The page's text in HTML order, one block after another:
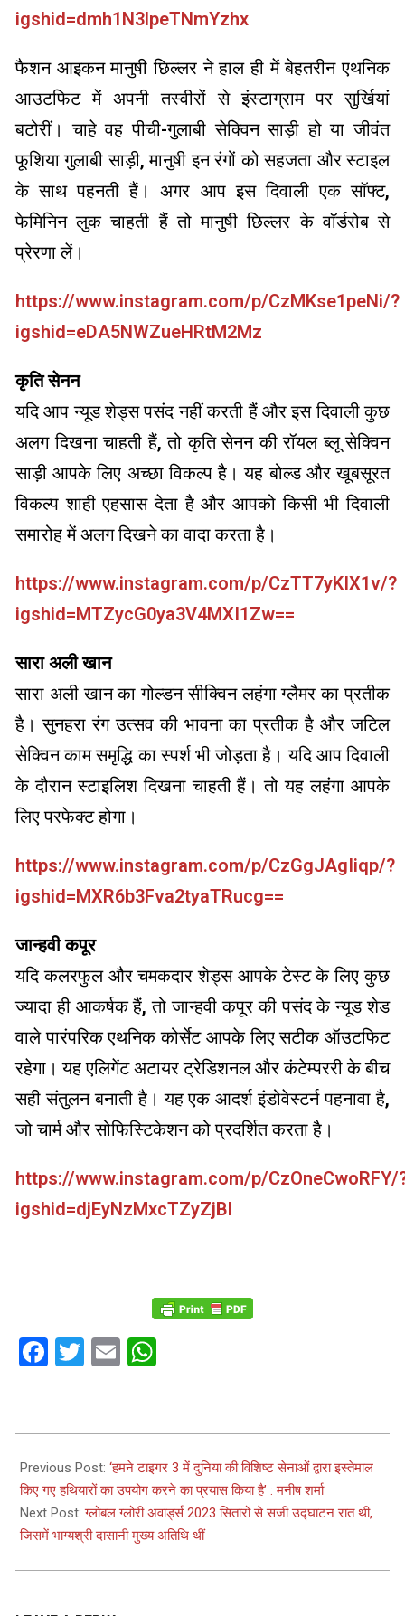
igshid=dmh1N3lpeTNmYzhx
फैशन आइकन मानुषी छिल्लर ने हाल ही में बेहतरीन एथनिक
आउटफिट में अपनी तस्वीरों से इंस्टाग्राम पर सुर्खियां
बटोरीं। चाहे वह पीची-गुलाबी सेक्विन साड़ी हो या जीवंत
फूशिया गुलाबी साड़ी, मानुषी इन रंगों को सहजता और स्टाइल
के साथ पहनती हैं। अगर आप इस दिवाली एक सॉफ्ट,
फेमिनिन लुक चाहती हैं तो मानुषी छिल्लर के वॉर्डरोब से
प्रेरणा लें।
https://www.instagram.com/p/CzMKse1peNi/?
igshid=eDA5NWZueHRtM2Mz
कृति सेनन
यदि आप न्यूड शेड्स पसंद नहीं करती हैं और इस दिवाली कुछ
अलग दिखना चाहती हैं, तो कृति सेनन की रॉयल ब्लू सेक्विन
साड़ी आपके लिए अच्छा विकल्प है। यह बोल्ड और खूबसूरत
विकल्प शाही एहसास देता है और आपको किसी भी दिवाली
समारोह में अलग दिखने का वादा करता है।
https://www.instagram.com/p/CzTT7yKIX1v/?
igshid=MTZycG0ya3V4MXI1Zw==
सारा अली खान
सारा अली खान का गोल्डन सीक्विन लहंगा ग्लैमर का प्रतीक
है। सुनहरा रंग उत्सव की भावना का प्रतीक है और जटिल
सेक्विन काम समृद्धि का स्पर्श भी जोड़ता है। यदि आप दिवाली
के दौरान स्टाइलिश दिखना चाहती हैं। तो यह लहंगा आपके
लिए परफेक्ट होगा।
https://www.instagram.com/p/CzGgJAgIiqp/?
igshid=MXR6b3Fva2tyaTRucg==
जान्हवी कपूर
यदि कलरफुल और चमकदार शेड्स आपके टेस्ट के लिए कुछ
ज्यादा ही आकर्षक हैं, तो जान्हवी कपूर की पसंद के न्यूड शेड
वाले पारंपरिक एथनिक कोर्सेट आपके लिए सटीक ऑउटफिट
रहेगा। यह एलिगेंट अटायर ट्रेडिशनल और कंटेम्पररी के बीच
सही संतुलन बनाती है। यह एक आदर्श इंडोवेस्टर्न पहनावा है,
जो चार्म और सोफिस्टिकेशन को प्रदर्शित करता है।
https://www.instagram.com/p/CzOneCwoRFY/
igshid=djEyNzMxcTZyZjBl
Facebook
Twitter
Email
11-
09
Previous Post: ‘हमने टाइगर 3 में दुनिया की विशिष्ट सेनाओं द्वारा इस्तेमाल
किए गए हथियारों का उपयोग करने का प्रयास किया है’ : मनीष शर्मा
Next Post:ग्लोबल ग्लोरी अवार्ड्स 2023 सितारों से सजी उद्घाटन रात थी,
जिसमें भाग्यश्री दासानी मुख्य अतिथि थीं